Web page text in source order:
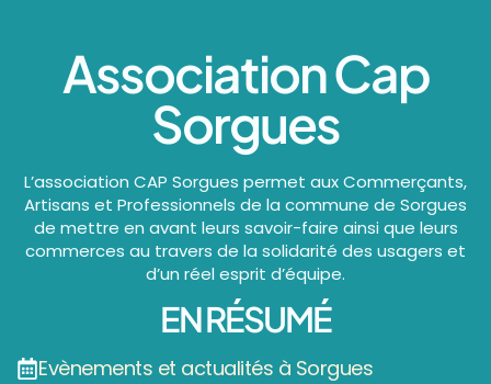
Association Cap
Sorgues
L’association CAP Sorgues permet aux Commerçants,
Artisans et Professionnels de la commune de Sorgues
de mettre en avant leurs savoir-faire ainsi que leurs
commerces au travers de la solidarité des usagers et
d’un réel esprit d’équipe.
EN RÉSUMÉ
Evènements et actualités à Sorgues